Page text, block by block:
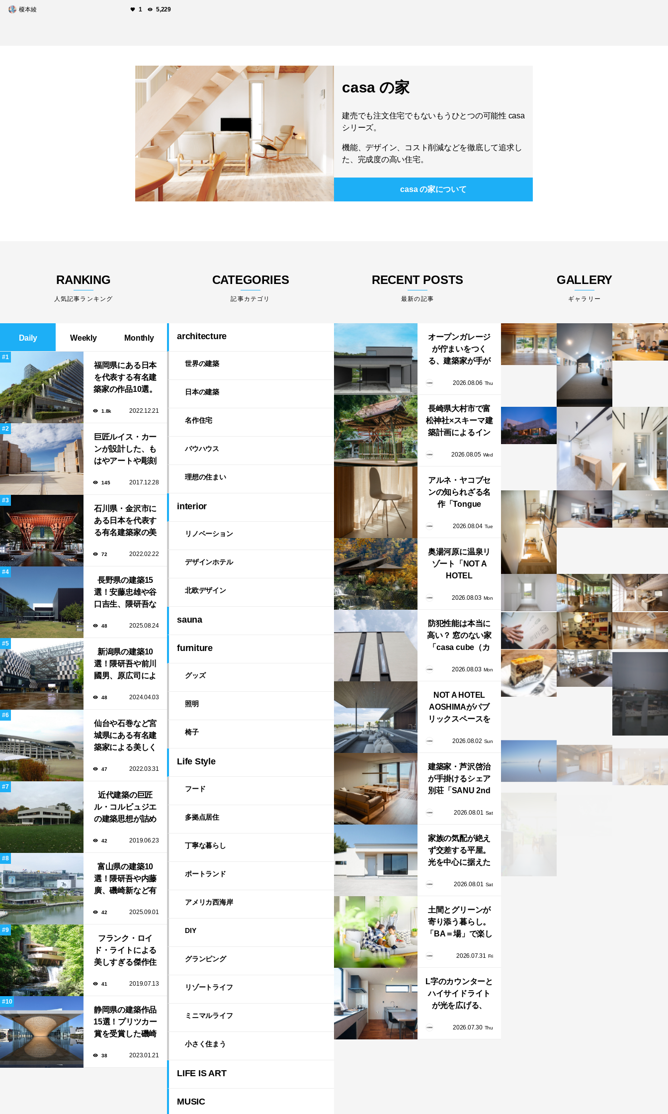
榎本綾 1 5,229
casa の家
建売でも注文住宅でもないもうひとつの可能性 casa
シリーズ。
機能、デザイン、コスト削減などを徹底して追求し
た、完成度の高い住宅。
casa の家について
RANKING
人気記事ランキング
Daily Weekly Monthly
福岡県にある日本
を代表する有名建
築家の作品10選。
タバから磯崎新に
1.8k 2022.12.21
巨匠ルイス・カー
ンが設計した、も
はやアートや彫刻
研究所」。
145 2017.12.28
石川県・金沢市に
ある日本を代表す
る有名建築家の美
72 2022.02.22
長野県の建築15
選！安藤忠雄や谷
口吉生、隈研吾な
る豊かな自然と調
共施設！
48 2025.08.24
新潟県の建築10
選！隈研吾や前川
國男、原広司によ
染む至極の建築揃
48 2024.04.03
仙台や石巻など宮
城県にある有名建
築家による美しく
品13選
47 2022.03.31
近代建築の巨匠
ル・コルビュジエ
の建築思想が詰め
「サヴォア邸」
42 2019.06.23
富山県の建築10
選！隈研吾や内藤
廣、磯崎新など有
然と調和する美術
公共施設など！
42 2025.09.01
フランク・ロイ
ド・ライトによる
美しすぎる傑作住
ーリング・ウォー
41 2019.07.13
静岡県の建築作品
15選！プリツカー
賞を受賞した磯崎
建築家が手掛けた
38 2023.01.21
CATEGORIES
architecture
世界の建築
日本の建築
名作住宅
バウハウス
理想の住まい
interior
リノベーション
デザインホテル
北欧デザイン
sauna
furniture
グッズ
照明
椅子
Life Style
フード
多拠点居住
丁寧な暮らし
ポートランド
アメリカ西海岸
DIY
グランピング
リゾートライフ
ミニマルライフ
小さく住まう
LIFE IS ART
MUSIC
RECENT POSTS
最新の記事
オープンガレージ
が佇まいをつく
る、建築家が手が
まい「ふわりと浮
い」
2026.08.06 Thu
長崎県大村市で富
松神社×スキーマ建
築計画によるイン
「循環する竹風
2026.08.05 Wed
アルネ・ヤコブセ
ンの知られざる名
作「Tongue
FRITZ HANSENか
本で発売開始！
2026.08.04 Tue
奥湯河原に温泉リ
ゾート「NOT A
HOTEL
誕生！販売を日
始！
2026.08.03 Mon
防犯性能は本当に
高い？ 窓のない家
「casa cube（カ
ブ）」が叶えるプ
感の正体
2026.08.03 Mon
NOT A HOTEL
AOSHIMAがパブ
リックスペースを
「CHILL2.0」
業！
2026.08.02 Sun
建築家・芦沢啓治
が手掛けるシェア
別荘「SANU 2nd
Owners」、新拠点
売開始
2026.08.01 Sat
家族の気配が絶え
ず交差する平屋。
光を中心に据えた
杜」
2026.08.01 Sat
土間とグリーンが
寄り添う暮らし。
「BA＝場」で楽し
な庭「casa
ーゴ）」
2026.07.31 Fri
L字のカウンターと
ハイサイドライト
が光を広げる、
階LDKとインテリ
2026.07.30 Thu
GALLERY
ギャラリー